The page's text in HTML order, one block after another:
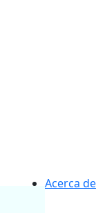
Acerca de